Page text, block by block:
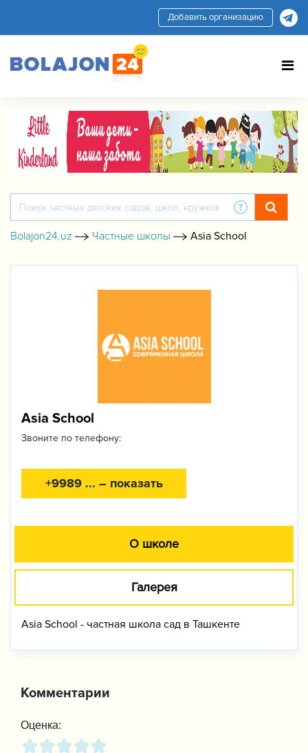
Добавить организацию
Bolajon24.uz Частные школы Asia School
Asia School
Звоните по телефону:
+9989 ... – показать
О школе
Галерея
Asia School - частная школа сад в Ташкенте
Комментарии
Оценка: